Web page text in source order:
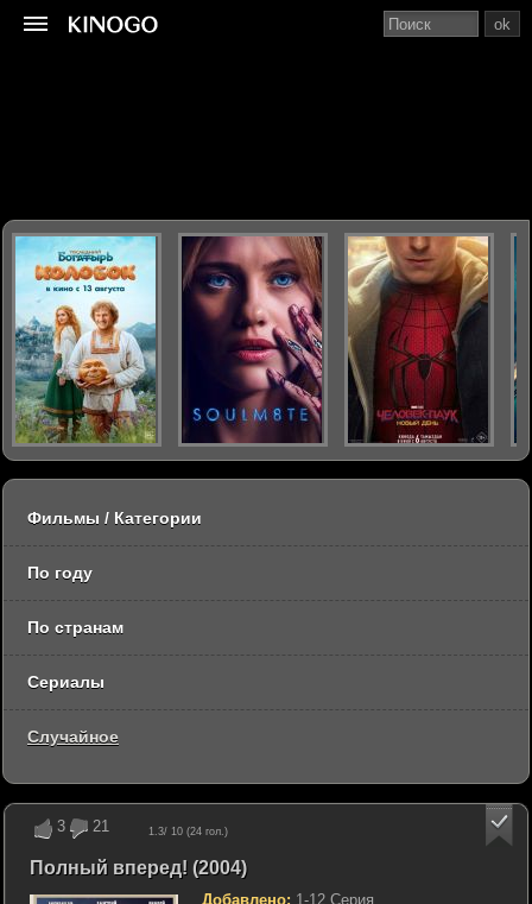
3 21 1.3/ 10 (24 гол.)
Полный вперед! (2004)
Добавлено: 1-12 Серия
ok
Фильмы / Категории
По году
По странам
Сериалы
Случайное